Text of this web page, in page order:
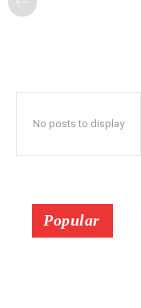
No posts to display
Popular